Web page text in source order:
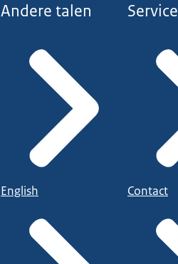
Andere talen
English
Service
Contact